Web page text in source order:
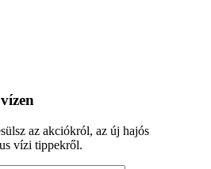
az akciókról, az új hajós
vízi tippekről.